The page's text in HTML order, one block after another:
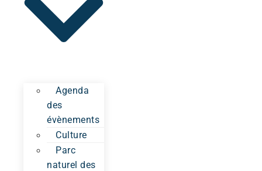
Agenda
des
évènements
Culture
Parc
naturel des